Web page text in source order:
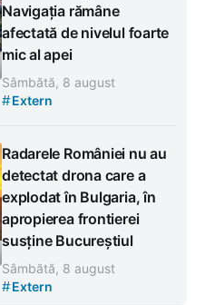
Navigația rămâne
afectată de nivelul foarte
mic al apei
Sâmbătă, 8 august
#Extern
Radarele României nu au
detectat drona care a
explodat în Bulgaria, în
apropierea frontierei
susține Bucureștiul
Sâmbătă, 8 august
#Extern